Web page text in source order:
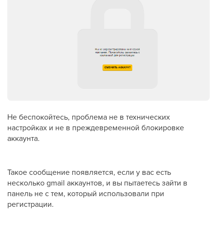
Не беспокойтесь, проблема не в технических
настройках и не в преждевременной блокировке
аккаунта.
Такое сообщение появляется, если у вас есть
несколько gmail аккаунтов, и вы пытаетесь зайти в
панель не с тем, который использовали при
регистрации.